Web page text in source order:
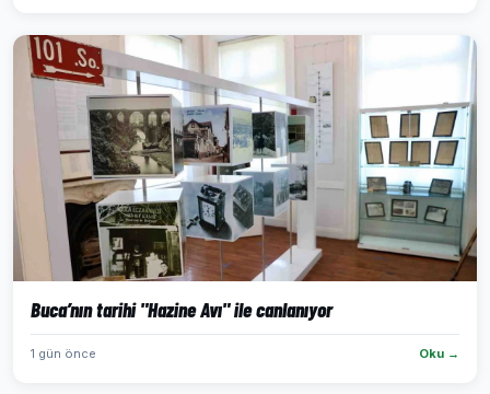
Buca’nın tarihi "Hazine Avı" ile canlanıyor
1 gün önce Oku →